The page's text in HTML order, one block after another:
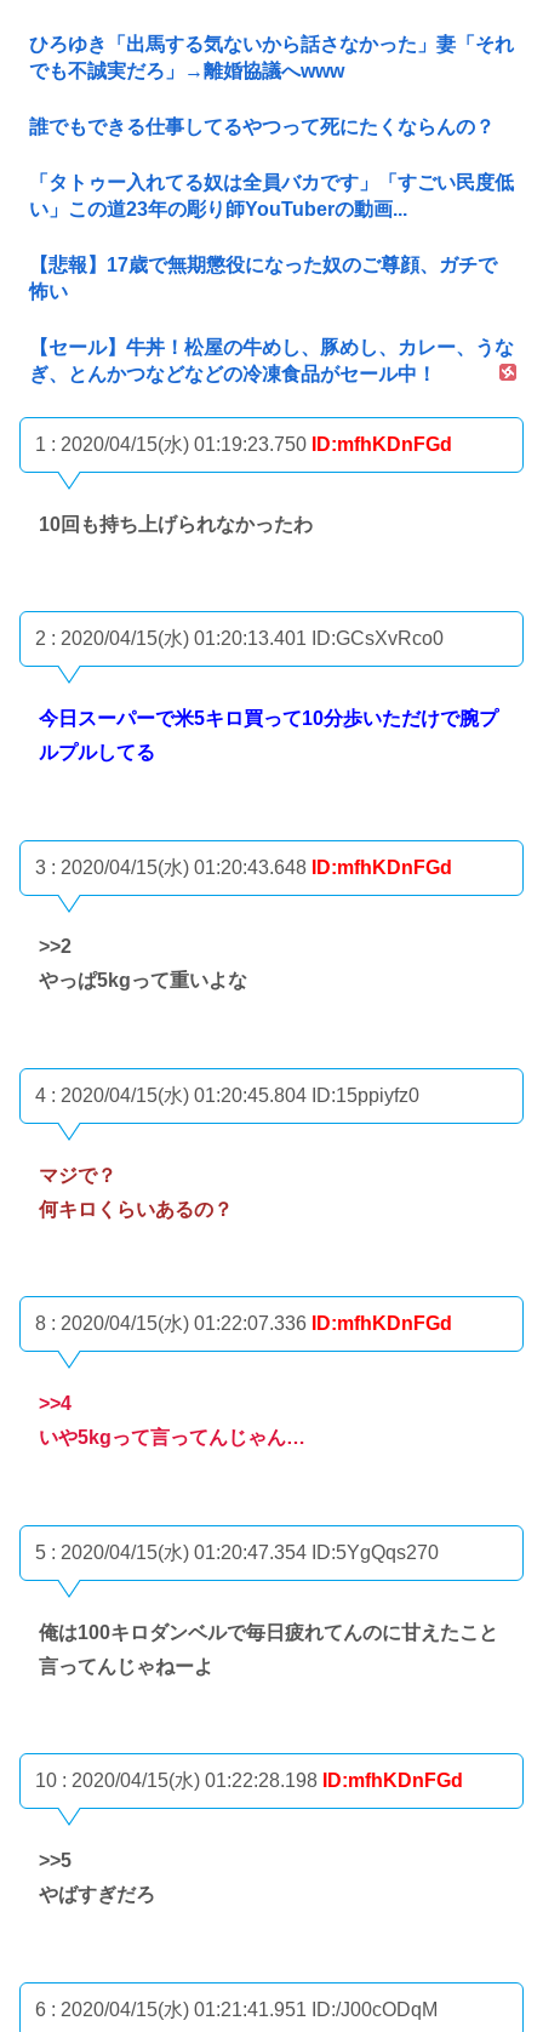
ひろゆき「出馬する気ないから話さなかった」妻「それ
でも不誠実だろ」→離婚協議へwww
誰でもできる仕事してるやつって死にたくならんの？
「タトゥー入れてる奴は全員バカです」「すごい民度低
い」この道23年の彫り師YouTuberの動画...
【悲報】17歳で無期懲役になった奴のご尊顔、ガチで
怖い
【セール】牛丼！松屋の牛めし、豚めし、カレー、うな
ぎ、とんかつなどなどの冷凍食品がセール中！
1 : 2020/04/15(水) 01:19:23.750 ID:mfhKDnFGd
10回も持ち上げられなかったわ
2 : 2020/04/15(水) 01:20:13.401 ID:GCsXvRco0
今日スーパーで米5キロ買って10分歩いただけで腕プ
ルプルしてる
3 : 2020/04/15(水) 01:20:43.648 ID:mfhKDnFGd
>>2
やっぱ5kgって重いよな
4 : 2020/04/15(水) 01:20:45.804 ID:15ppiyfz0
マジで？
何キロくらいあるの？
8 : 2020/04/15(水) 01:22:07.336 ID:mfhKDnFGd
>>4
いや5kgって言ってんじゃん…
5 : 2020/04/15(水) 01:20:47.354 ID:5YgQqs270
俺は100キロダンベルで毎日疲れてんのに甘えたこと
言ってんじゃねーよ
10 : 2020/04/15(水) 01:22:28.198 ID:mfhKDnFGd
>>5
やばすぎだろ
6 : 2020/04/15(水) 01:21:41.951 ID:/J00cODqM